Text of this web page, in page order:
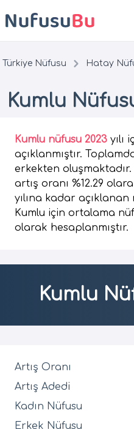
Türkiye Nüfusu Hatay
Kumlu
Kumlu nüfusu 2023 yılı
açıklanmıştır.
erkekten oluşmaktadır.
artış oranı %12.29
yılına kadar
Kumlu için ortalama
olarak hesaplanmıştır.
Kumlu
Artış Oranı
Artış Adedi
Kadın Nüfusu
Erkek Nüfusu